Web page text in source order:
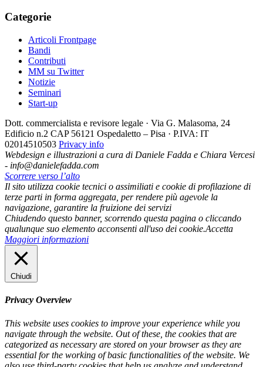
Categorie
Articoli Frontpage
Bandi
Contributi
MM su Twitter
Notizie
Seminari
Start-up
Dott. commercialista e revisore legale · Via G. Malasoma, 24
Edificio n.2 CAP 56121 Ospedaletto – Pisa · P.IVA: IT
02014510503 Privacy info
Webdesign e illustrazioni a cura di Daniele Fadda e Chiara Vercesi
- info@danielefadda.com
Scorrere verso l’alto
Il sito utilizza cookie tecnici o assimiliati e cookie di profilazione di
terze parti in forma aggregata, per rendere più agevole la
navigazione, garantire la fruizione dei servizi
Chiudendo questo banner, scorrendo questa pagina o cliccando
qualunque suo elemento acconsenti all'uso dei cookie.Accetta
Maggiori informazioni
Chiudi
Privacy Overview
This website uses cookies to improve your experience while you
navigate through the website. Out of these, the cookies that are
categorized as necessary are stored on your browser as they are
essential for the working of basic functionalities of the website. We